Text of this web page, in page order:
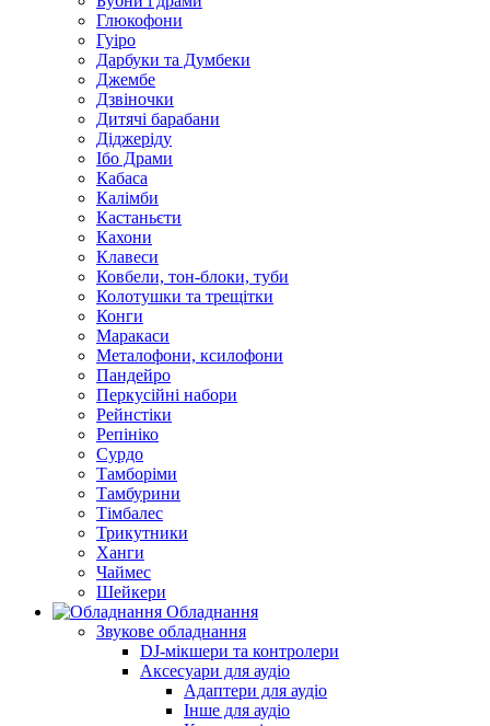
Глюкофони
Гуіро
Дарбуки та Думбеки
Джембе
Дзвіночки
Дитячі барабани
Діджеріду
Ібо Драми
Кабаса
Калімби
Кастаньєти
Кахони
Клавеси
Ковбели, тон-блоки, туби
Колотушки та трещітки
Конги
Маракаси
Металофони, ксилофони
Пандейро
Перкусійні набори
Рейнстіки
Репініко
Сурдо
Тамборіми
Тамбурини
Тімбалес
Трикутники
Ханги
Чаймес
Шейкери
Обладнання
Звукове обладнання
DJ-мікшери та контролери
Аксесуари для аудіо
Адаптери для аудіо
Інше для аудіо